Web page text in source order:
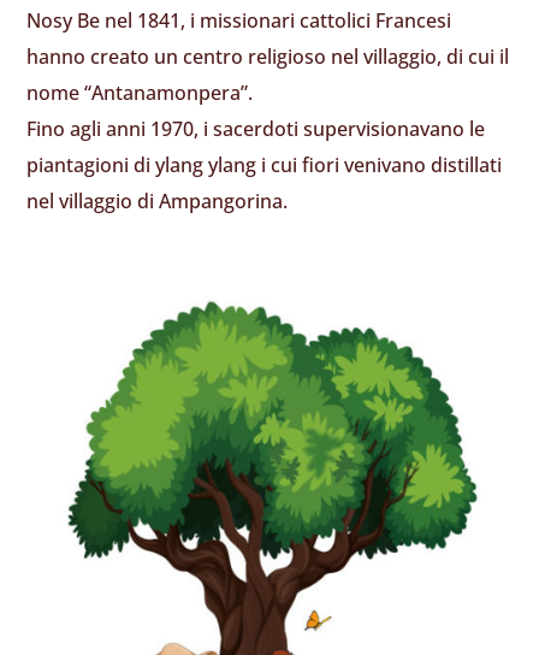
Nosy Be nel 1841, i missionari cattolici Francesi
hanno creato un centro religioso nel villaggio, di cui il
nome “Antanamonpera”.
Fino agli anni 1970, i sacerdoti supervisionavano le
piantagioni di ylang ylang i cui fiori venivano distillati
nel villaggio di Ampangorina.